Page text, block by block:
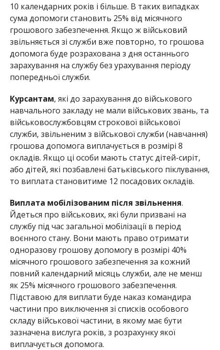
10 календарних років і більше. В таких випадках
сума допомоги становить 25% від місячного
грошового забезпечення. Якщо ж військовий
звільняється зі служби вже повторно, то грошова
допомога буде розрахована з дня останнього
зарахування на службу без урахування періоду
попередньої служби.
Курсантам, які до зарахування до військового
навчального закладу не мали військових звань, та
військовослужбовцям строкової військової
служби, звільненим з військової служби (навчання)
грошова допомога виплачується в розмірі 8
окладів. Якщо ці особи мають статус дітей-сиріт,
або дітей, які позбавлені батьківського піклування,
то виплата становитиме 12 посадових окладів.
Виплата мобілізованим після звільнення.
Йдеться про військових, які були призвані на
службу під час загальної мобілізації в період
воєнного стану. Вони мають право отримати
одноразову грошову допомогу в розмірі 40%
місячного грошового забезпечення за кожний
повний календарний місяць служби, але не менш
як 25% місячного грошового забезпечення.
Підставою для виплати буде наказ командира
частини про виключення зі списків особового
складу військової частини, в якому має бути
зазначена вислуга років, з розрахунку якої
виплачується допомога.